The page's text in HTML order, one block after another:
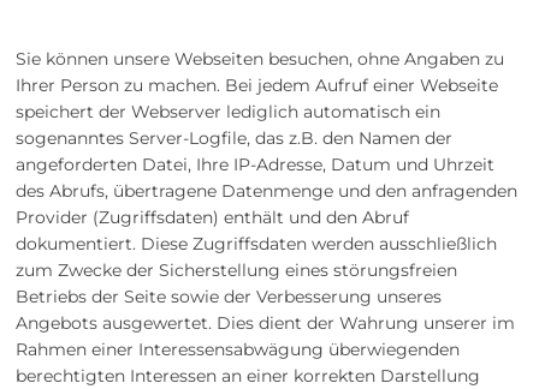
Sie können unsere Webseiten besuchen, ohne Angaben zu
Ihrer Person zu machen. Bei jedem Aufruf einer Webseite
speichert der Webserver lediglich automatisch ein
sogenanntes Server-Logfile, das z.B. den Namen der
angeforderten Datei, Ihre IP-Adresse, Datum und Uhrzeit
des Abrufs, übertragene Datenmenge und den anfragenden
Provider (Zugriffsdaten) enthält und den Abruf
dokumentiert. Diese Zugriffsdaten werden ausschließlich
zum Zwecke der Sicherstellung eines störungsfreien
Betriebs der Seite sowie der Verbesserung unseres
Angebots ausgewertet. Dies dient der Wahrung unserer im
Rahmen einer Interessensabwägung überwiegenden
berechtigten Interessen an einer korrekten Darstellung